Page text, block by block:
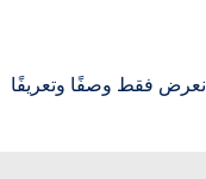
نعرض فقط وصفًا وتعريفًا